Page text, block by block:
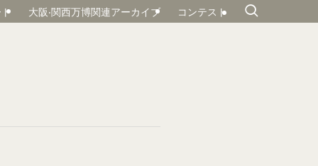
大阪‧関⻄万博関連アーカイブ コンテスト